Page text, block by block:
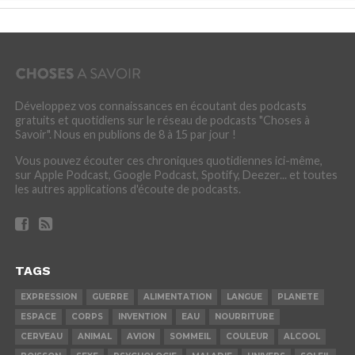
Développez vos connaissances en écoutant des podcasts
gratuits et quotidiens sur le réseau de podcasts "Choses à
Savoir". Nous en publions de 8 à 15 par jour !
Vous pouvez écouter ces chroniques quotidiennes ici-même,
sur Apple Podcast, Google Podcast, Spotify, Deezer... et toutes
les autres applications d'écoute de podcasts.
TAGS
EXPRESSION GUERRE ALIMENTATION LANGUE
PLANETE
ESPACE
CORPS INVENTION EAU
NOURRITURE
CERVEAU
ANIMAL AVION SOMMEIL COULEUR
ALCOOL